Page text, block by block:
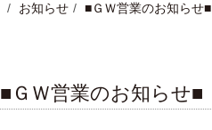
お知らせ ■ＧＷ営業のお知らせ■
■ＧＷ営業のお知らせ■